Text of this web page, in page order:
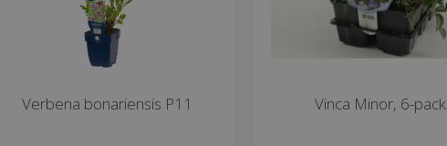
Verbena bonariensis P11 Vinca Minor, 6-pack